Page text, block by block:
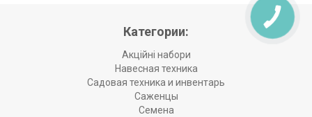
Категории:
Акційні набори
Навесная техника
Садовая техника и инвентарь
Саженцы
Семена